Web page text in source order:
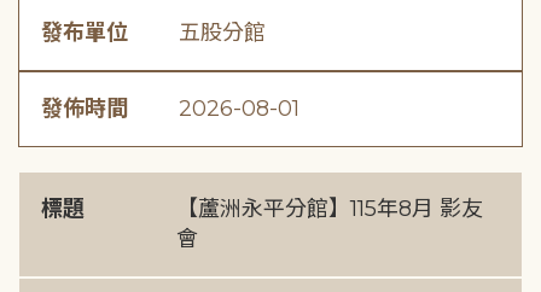
發布單位 五股分館
發佈時間 2026-08-01
標題
【蘆洲永平分館】115年8月 影友
會